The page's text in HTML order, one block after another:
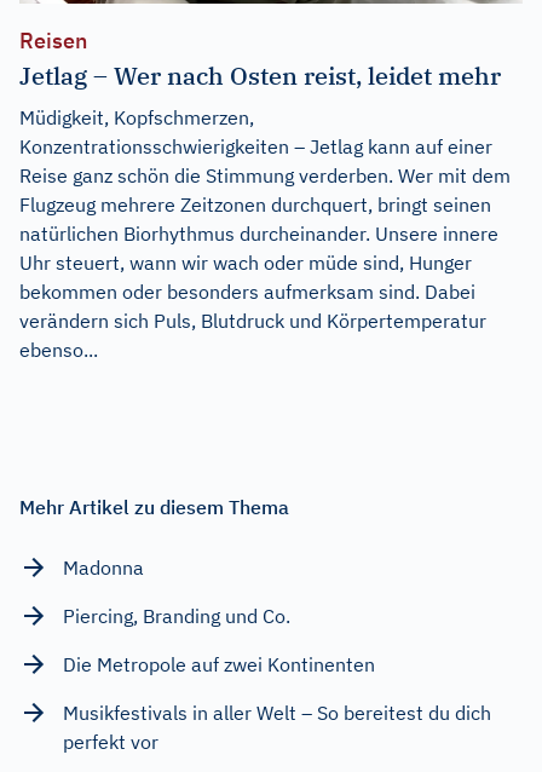
Reisen
Jetlag – Wer nach Osten reist, leidet mehr
Müdigkeit, Kopfschmerzen,
Konzentrationsschwierigkeiten – Jetlag kann auf einer
Reise ganz schön die Stimmung verderben. Wer mit dem
Flugzeug mehrere Zeitzonen durchquert, bringt seinen
natürlichen Biorhythmus durcheinander. Unsere innere
Uhr steuert, wann wir wach oder müde sind, Hunger
bekommen oder besonders aufmerksam sind. Dabei
verändern sich Puls, Blutdruck und Körpertemperatur
ebenso...
Mehr Artikel zu diesem Thema
Madonna
Piercing, Branding und Co.
Die Metropole auf zwei Kontinenten
Musikfestivals in aller Welt – So bereitest du dich
perfekt vor